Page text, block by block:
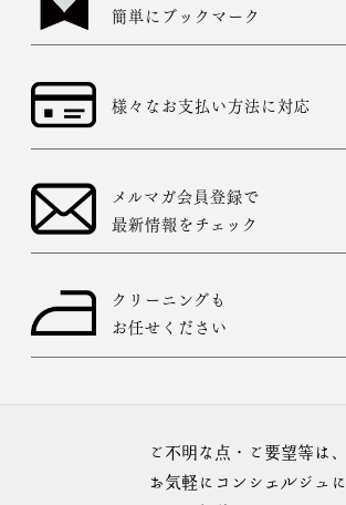
簡単にブックマーク
様々なお支払い方法に対応
メルマガ会員登録で
最新情報をチェック
クリーニングも
お任せください
ご不明な点・ご要望等は、
お気軽にコンシェルジュに